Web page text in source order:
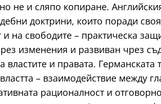
не и сляпо копиране.
доктрини, които поради
и на свободите – практическа
изменения и развиван чрез
властите и правата.
– взаимодействие между
рационалност и